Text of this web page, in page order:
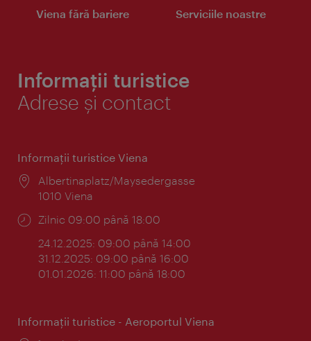
Viena fără bariere Serviciile noastre
Informații turistice
Adrese și contact
Informaţii turistice Viena
Locul:
Albertinaplatz/Maysedergasse
1010 Viena
Program:
Zilnic 09:00 până 18:00
24.12.2025: 09:00 până 14:00
31.12.2025: 09:00 până 16:00
01.01.2026: 11:00 până 18:00
Informaţii turistice - Aeroportul Viena